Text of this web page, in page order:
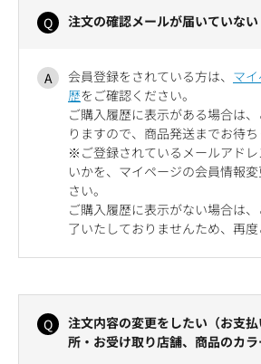
注文の確認メールが届いていない
会員登録をされている方は、 マ
歴をご確認ください。
ご購入履歴に表示がある場合は
りますので、商品発送までお待ち
※ご登録されているメールアド
いかを、マイページの会員情報
さい。
ご購入履歴に表示がない場合は
了いたしておりませんため、再度
注文内容の変更をしたい（お支
所・お受け取り店舗、商品のカラ